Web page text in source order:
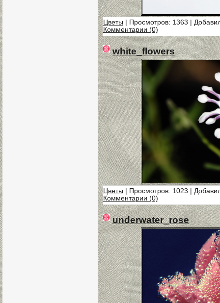
Цветы | Просмотров: 1363 |
Комментарии (0)
white_flowers
Цветы | Просмотров: 1023 |
Комментарии (0)
underwater_rose